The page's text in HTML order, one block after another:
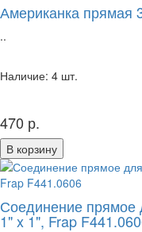
Американка прямая
..
Наличие: 4 шт.
470 р.
В корзину
Соединение
1" x 1", Frap